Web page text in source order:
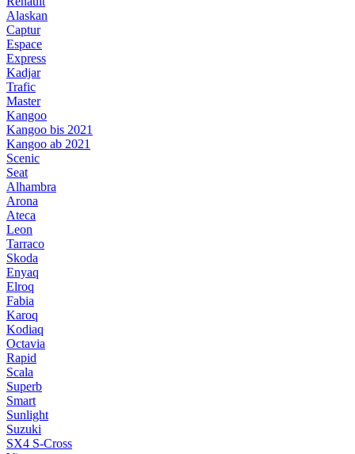
Alaskan
Captur
Espace
Express
Kadjar
Trafic
Master
Kangoo
Kangoo bis 2021
Kangoo ab 2021
Scenic
Seat
Alhambra
Arona
Ateca
Leon
Tarraco
Skoda
Enyaq
Elroq
Fabia
Karoq
Kodiaq
Octavia
Rapid
Scala
Superb
Smart
Sunlight
Suzuki
SX4 S-Cross